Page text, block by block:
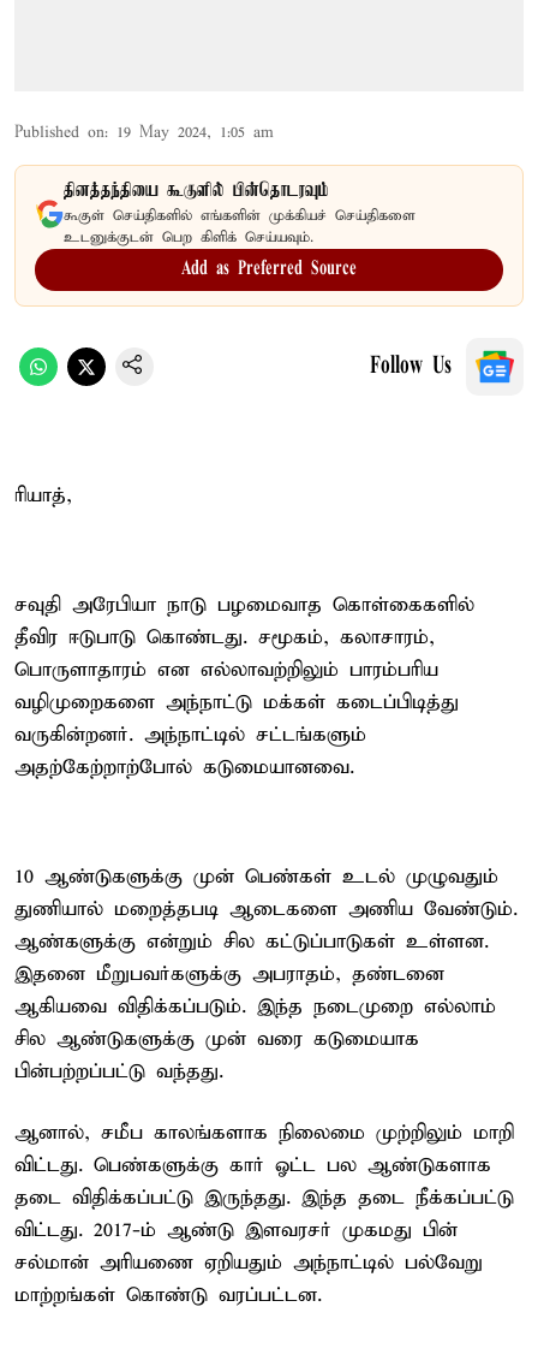
Published on: 19 May 2024, 1:05 am
தினத்தந்தியை கூகுளில் பின்தொடரவும்
கூகுள் செய்திகளில் எங்களின் முக்கியச் செய்திகளை
உடனுக்குடன் பெற கிளிக் செய்யவும்.
Add as Preferred Source
Follow Us
ரியாத்,
சவுதி அரேபியா நாடு பழமைவாத கொள்கைகளில்
தீவிர ஈடுபாடு கொண்டது. சமூகம், கலாசாரம்,
பொருளாதாரம் என எல்லாவற்றிலும் பாரம்பரிய
வழிமுறைகளை அந்நாட்டு மக்கள் கடைப்பிடித்து
வருகின்றனர். அந்நாட்டில் சட்டங்களும்
அதற்கேற்றாற்போல் கடுமையானவை.
10 ஆண்டுகளுக்கு முன் பெண்கள் உடல் முழுவதும்
துணியால் மறைத்தபடி ஆடைகளை அணிய வேண்டும்.
ஆண்களுக்கு என்றும் சில கட்டுப்பாடுகள் உள்ளன.
இதனை மீறுபவர்களுக்கு அபராதம், தண்டனை
ஆகியவை விதிக்கப்படும். இந்த நடைமுறை எல்லாம்
சில ஆண்டுகளுக்கு முன் வரை கடுமையாக
பின்பற்றப்பட்டு வந்தது.
ஆனால், சமீப காலங்களாக நிலைமை முற்றிலும் மாறி
விட்டது. பெண்களுக்கு கார் ஓட்ட பல ஆண்டுகளாக
தடை விதிக்கப்பட்டு இருந்தது. இந்த தடை நீக்கப்பட்டு
விட்டது. 2017-ம் ஆண்டு இளவரசர் முகமது பின்
சல்மான் அரியணை ஏறியதும் அந்நாட்டில் பல்வேறு
மாற்றங்கள் கொண்டு வரப்பட்டன.